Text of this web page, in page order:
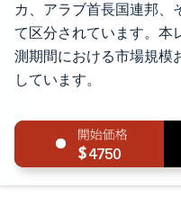
カ、アラブ首長国連邦、
て区分されています。本
測期間における市場規模
しています。
4750